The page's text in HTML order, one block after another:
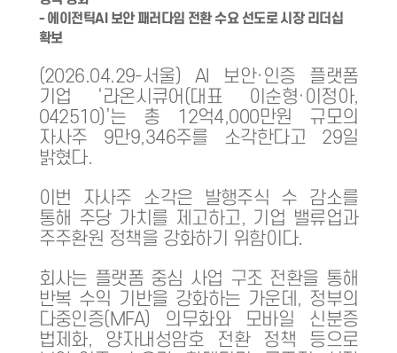
- 에이전틱AI 보안 패러다임 전환 수요 선도로 시장 리더십
확보
(2026.04.29-서울) AI 보안·인증 플랫폼
기업 ‘라온시큐어(대표 이순형·이정아,
042510)’는 총 12억4,000만원 규모의
자사주 9만9,346주를 소각한다고 29일
밝혔다.
이번 자사주 소각은 발행주식 수 감소를
통해 주당 가치를 제고하고, 기업 밸류업과
주주환원 정책을 강화하기 위함이다.
회사는 플랫폼 중심 사업 구조 전환을 통해
반복 수익 기반을 강화하는 가운데, 정부의
다중인증(MFA) 의무화와 모바일 신분증
법제화, 양자내성암호 전환 정책 등으로